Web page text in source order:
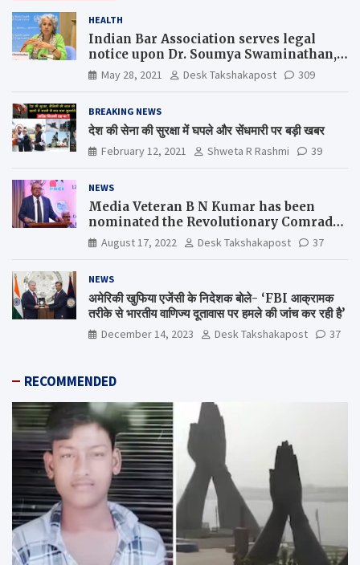
HEALTH
Indian Bar Association serves legal
notice upon Dr. Soumya Swaminathan,
the Chief Scientist, WHO
May 28, 2021 Desk Takshakapost 309
BREAKING NEWS
देश की सेना की सुरक्षा में घपले और सेंधमारी पर बड़ी खबर
February 12, 2021 Shweta R Rashmi 39
NEWS
Media Veteran B N Kumar has been
nominated the Revolutionary Comrade
Shiv Varma Media Award 2022-23
August 17, 2022 Desk Takshakapost 37
NEWS
अमेरिकी खुफिया एजेंसी के निदेशक बोले- ‘FBI आक्रामक
तरीके से भारतीय वाणिज्य दूतावास पर हमले की जांच कर रही है’
December 14, 2023 Desk Takshakapost 37
RECOMMENDED